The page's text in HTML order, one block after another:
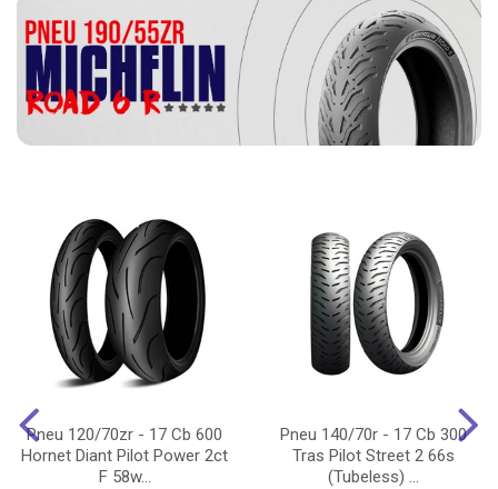
Pneu 120/70zr - 17 Cb 600
Hornet Diant Pilot Power 2ct
F 58w...
Pneu 140/70r - 17 Cb 300
Tras Pilot Street 2 66s
(Tubeless) ...